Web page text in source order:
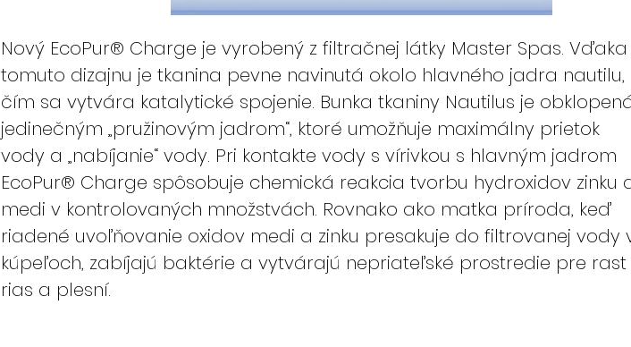
Nový EcoPur® Charge je vyrobený z filtračnej látky Master Spas. Vďaka
tomuto dizajnu je tkanina pevne navinutá okolo hlavného jadra nautilu,
čím sa vytvára katalytické spojenie. Bunka tkaniny Nautilus je
jedinečným „pružinovým jadrom“, ktoré umožňuje maximálny prietok
vody a „nabíjanie“ vody. Pri kontakte vody s vírivkou s hlavným jadrom
EcoPur® Charge spôsobuje chemická reakcia tvorbu hydroxidov zinku
medi v kontrolovaných množstvách. Rovnako ako matka príroda, keď
riadené uvoľňovanie oxidov medi a zinku presakuje do filtrovanej vody
kúpeľoch, zabíjajú baktérie a vytvárajú nepriateľské prostredie pre rast
rias a plesní.